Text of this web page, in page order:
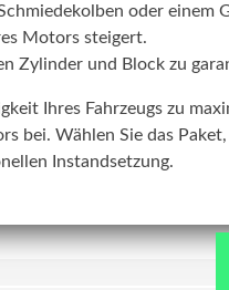
oder einem
Motors steigert.
Zylinder und Block zu
Ihres Fahrzeugs zu
bei. Wählen Sie das
Instandsetzung.